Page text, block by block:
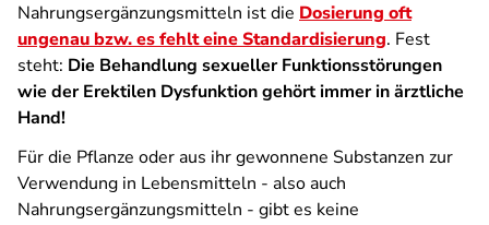
Nahrungsergänzungsmitteln ist die Dosierung oft
ungenau bzw. es fehlt eine Standardisierung. Fest
steht: Die Behandlung sexueller Funktionsstörungen
wie der Erektilen Dysfunktion gehört immer in ärztliche
Hand!
Für die Pflanze oder aus ihr gewonnene Substanzen zur
Verwendung in Lebensmitteln - also auch
Nahrungsergänzungsmitteln - gibt es keine